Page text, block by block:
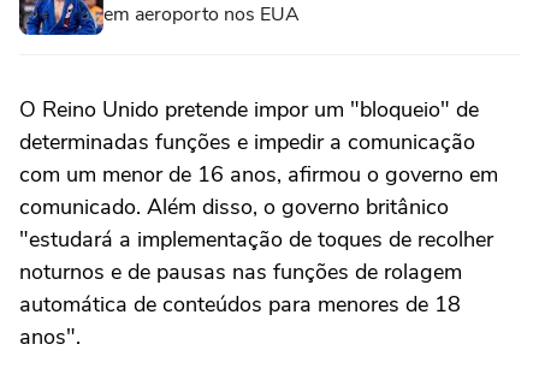
em aeroporto nos EUA
O Reino Unido pretende impor um "bloqueio" de
determinadas funções e impedir a comunicação
com um menor de 16 anos, afirmou o governo em
comunicado. Além disso, o governo britânico
"estudará a implementação de toques de recolher
noturnos e de pausas nas funções de rolagem
automática de conteúdos para menores de 18
anos".